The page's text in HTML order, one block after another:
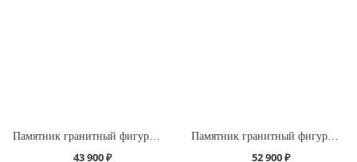
Памятник гранитный фигурный китайская форма 3
43 900 ₽
Памятник гранитный фигурный китайская форма 4
52 900 ₽